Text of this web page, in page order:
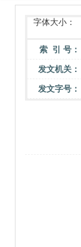
字体大小：
索 引 号：
发文机关：
发文字号：